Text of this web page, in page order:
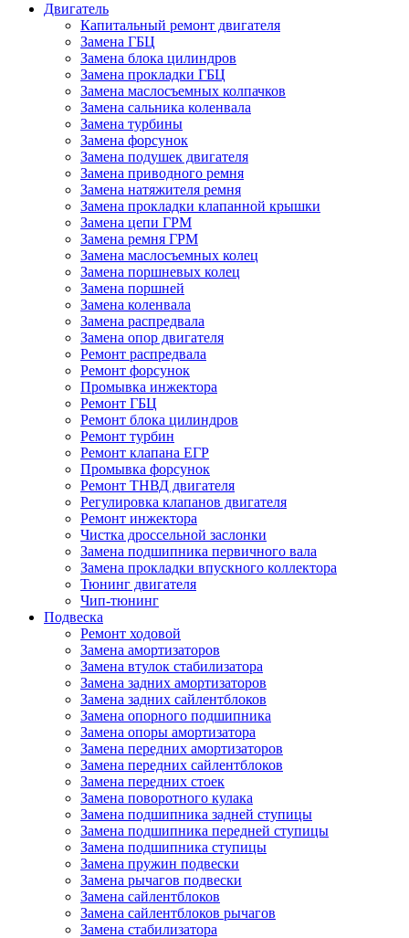
Двигатель
Капитальный ремонт двигателя
Замена ГБЦ
Замена блока цилиндров
Замена прокладки ГБЦ
Замена маслосъемных колпачков
Замена сальника коленвала
Замена турбины
Замена форсунок
Замена подушек двигателя
Замена приводного ремня
Замена натяжителя ремня
Замена прокладки клапанной крышки
Замена цепи ГРМ
Замена ремня ГРМ
Замена маслосъемных колец
Замена поршневых колец
Замена поршней
Замена коленвала
Замена распредвала
Замена опор двигателя
Ремонт распредвала
Ремонт форсунок
Промывка инжектора
Ремонт ГБЦ
Ремонт блока цилиндров
Ремонт турбин
Ремонт клапана ЕГР
Промывка форсунок
Ремонт ТНВД двигателя
Регулировка клапанов двигателя
Ремонт инжектора
Чистка дроссельной заслонки
Замена подшипника первичного вала
Замена прокладки впускного коллектора
Тюнинг двигателя
Чип-тюнинг
Подвеска
Ремонт ходовой
Замена амортизаторов
Замена втулок стабилизатора
Замена задних амортизаторов
Замена задних сайлентблоков
Замена опорного подшипника
Замена опоры амортизатора
Замена передних амортизаторов
Замена передних сайлентблоков
Замена передних стоек
Замена поворотного кулака
Замена подшипника задней ступицы
Замена подшипника передней ступицы
Замена подшипника ступицы
Замена пружин подвески
Замена рычагов подвески
Замена сайлентблоков
Замена сайлентблоков рычагов
Замена стабилизатора